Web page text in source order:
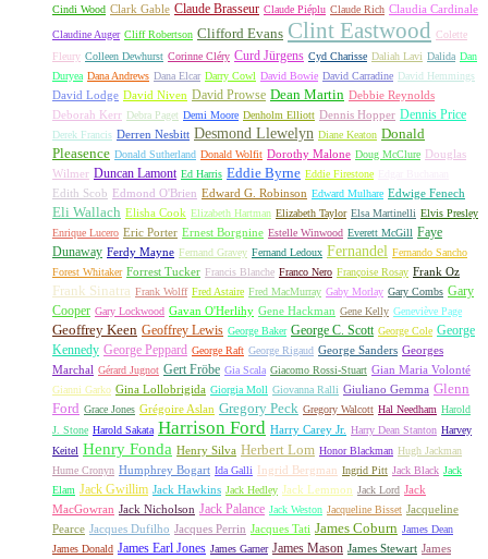
Cindi Wood Clark Gable Claude Brasseur Claude Piéplu Claude Rich Claudia Cardinale
Claudine Auger Cliff Robertson Clifford Evans Clint Eastwood Colette
Fleury Colleen Dewhurst Corinne Cléry Curd Jürgens Cyd Charisse Daliah Lavi Dalida Dan
Duryea Dana Andrews Dana Elcar Darry Cowl David Bowie David Carradine David Hemmings
David Lodge David Niven David Prowse Dean Martin Debbie Reynolds
Deborah Kerr Debra Paget Demi Moore Denholm Elliott Dennis Hopper Dennis Price
Derek Francis Derren Nesbitt Desmond Llewelyn Diane Keaton Donald
Pleasence Donald Sutherland Donald Wolfit Dorothy Malone Doug McClure Douglas
Wilmer Duncan Lamont Ed Harris Eddie Byrne Eddie Firestone
Edith Scob Edmond O'Brien Edward G. Robinson Edward Mulhare Edwige Fenech
Eli Wallach Elisha Cook Elizabeth Hartman Elizabeth Taylor Elsa Martinelli Elvis Presley
Enrique Lucero Eric Porter Ernest Borgnine Estelle Winwood Everett McGill Faye
Dunaway Ferdy Mayne Fernand Gravey Fernand Ledoux Fernandel Fernando Sancho
Forest Whitaker Forrest Tucker Francis Blanche Franco Nero Françoise Rosay Frank Oz
Frank Sinatra Frank Wolff Fred Astaire Fred MacMurray Gaby Morlay Gary Combs Gary
Cooper Gary Lockwood Gavan O'Herlihy Gene Hackman Gene Kelly Geneviève Page
Geoffrey Keen Geoffrey Lewis George Baker George C. Scott George Cole George
Kennedy George Peppard George Raft George Rigaud George Sanders Georges
Marchal Gérard Jugnot Gert Fröbe Gia Scala Giacomo Rossi-Stuart Gian Maria Volonté
Gianni Garko Gina Lollobrigida Giorgia Moll Giovanna Ralli Giuliano Gemma Glenn
Ford Grace Jones Grégoire Aslan Gregory Peck Gregory Walcott Hal Needham Harold
J. Stone Harold Sakata Harrison Ford Harry Carey Jr. Harry Dean Stanton Harvey
Keitel Henry Fonda Henry Silva Herbert Lom Honor Blackman Hugh Jackman
Hume Cronyn Humphrey Bogart Ida Galli Ingrid Bergman Ingrid Pitt Jack Black Jack
Elam Jack Gwillim Jack Hawkins Jack Hedley Jack Lemmon Jack Lord Jack
MacGowran Jack Nicholson Jack Palance Jack Weston Jacqueline Bisset Jacqueline
Pearce Jacques Dufilho Jacques Perrin Jacques Tati James Coburn James Dean
James Donald James Earl Jones James Garner James Mason James Stewart James